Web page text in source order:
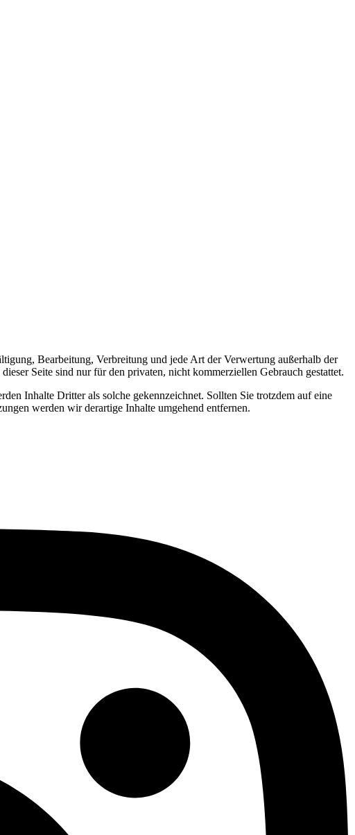
Bearbeitung, Verbreitung und jede Art der Verwertung außerhalb der
Seite sind nur für den privaten, nicht kommerziellen Gebrauch gestattet.
Inhalte Dritter als solche gekennzeichnet. Sollten Sie trotzdem auf eine
werden wir derartige Inhalte umgehend entfernen.